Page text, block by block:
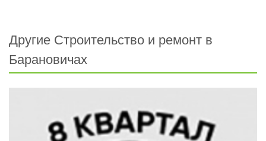
Другие Строительство и ремонт в
Барановичах